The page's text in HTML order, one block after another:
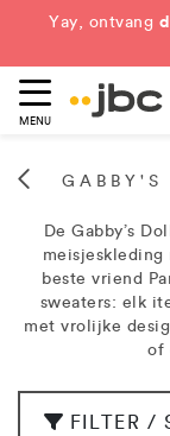
Yay, ontvang
MENU
GABBY'S
De Gabby’s
beste vriend
sweaters: elk
met vrolijke
of
FILTER /